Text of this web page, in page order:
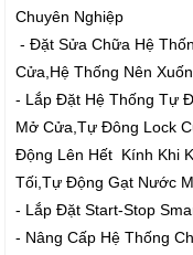
Chuyên Nghiệp
- Đặt Sửa Chữa Hệ
Cửa,Hệ Thống Nên
- Lắp Đặt Hệ Thống Tự
Mở Cửa,Tự Đông Lock
Động Lên Hết Kính Khi
Tối,Tự Động Gạt Nước
- Lắp Đặt Start-Stop
- Nâng Cấp Hệ Thống